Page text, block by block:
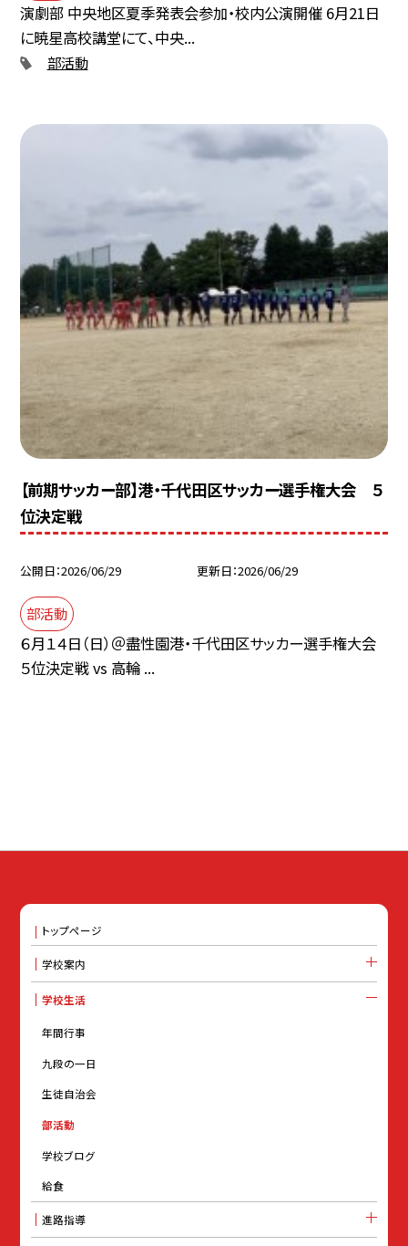
演劇部 中央地区夏季発表会参加・校内公演開催 6月21日
に暁星高校講堂にて、中央...
部活動
【前期サッカー部】港・千代田区サッカー選手権大会 ５
位決定戦
公開日 2026/06/29 更新日 2026/06/29
部活動
６月１４日（日）＠盡性園港・千代田区サッカー選手権大会
５位決定戦 vs 高輪 ...
トップページ
学校案内
学校生活
年間行事
九段の一日
生徒自治会
部活動
学校ブログ
給食
進路指導